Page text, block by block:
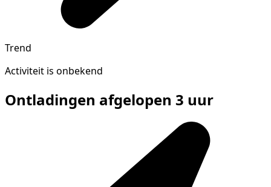
Trend
Activiteit is onbekend
Ontladingen afgelopen 3 uur